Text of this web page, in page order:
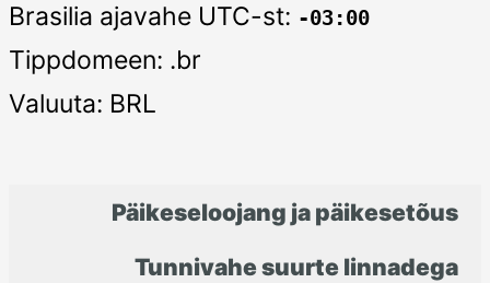
Brasilia ajavahe UTC-st: -03:00
Tippdomeen: .br
Valuuta: BRL
Päikeseloojang ja päikesetõus
Tunnivahe suurte linnadega